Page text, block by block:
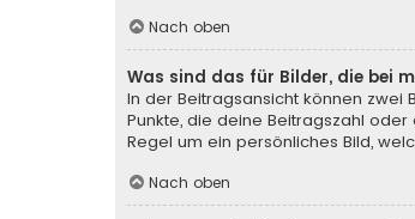
Nach oben
Was sind das für Bilder, die bei
In der Beitragsansicht können zwei
Punkte, die deine Beitragszahl
Regel um ein persönliches Bild,
Nach oben